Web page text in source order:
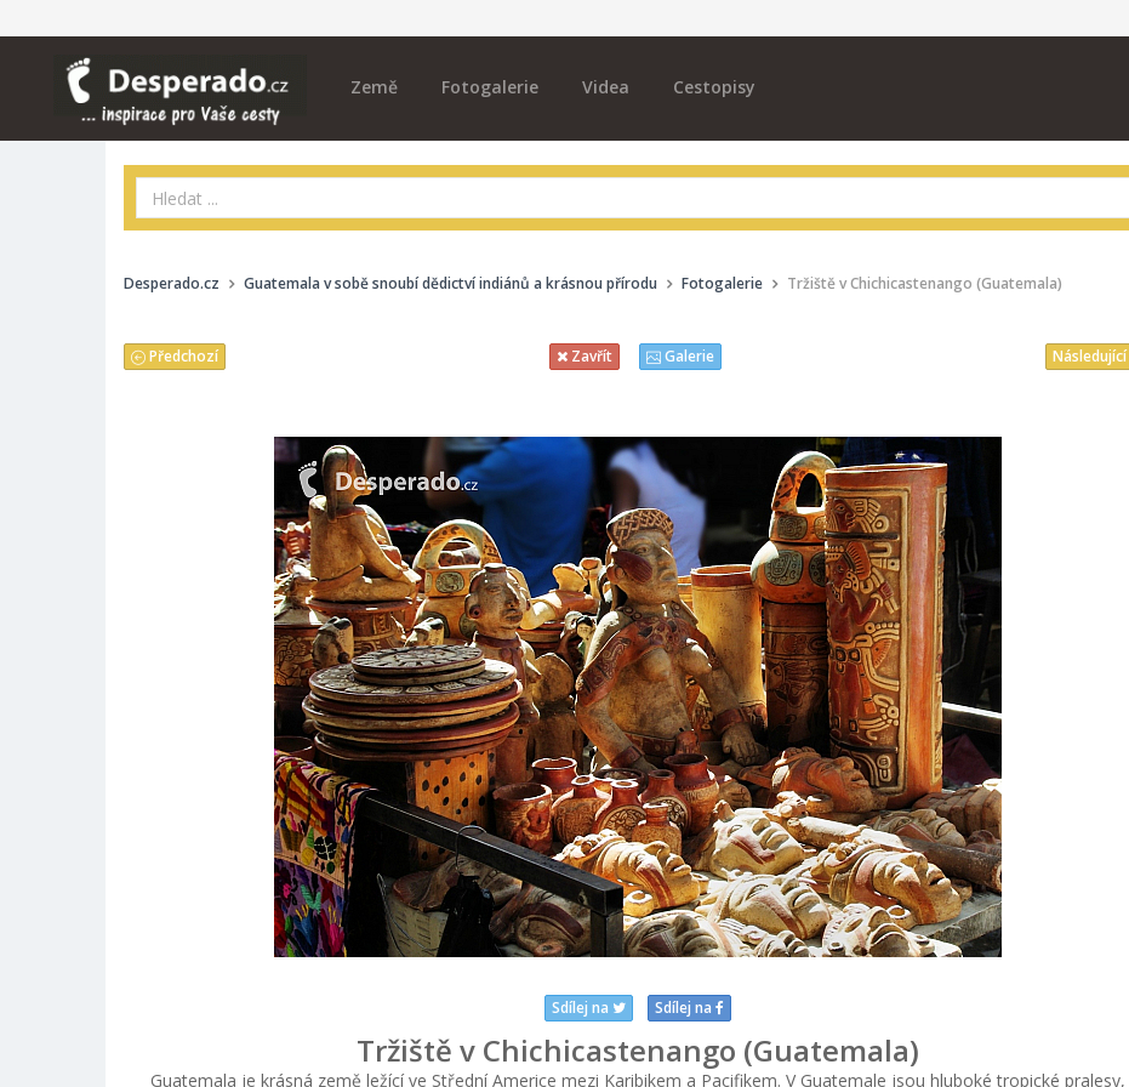
Země Fotogalerie Videa Cestopisy
Desperado.cz Guatemala v sobě snoubí dědictví indiánů a krásnou přírodu Fotogalerie Tržiště v Chichicastenango (Guatemala)
Následující
Předchozí Zavřít Galerie
Sdílej na Sdílej na
Tržiště v Chichicastenango (Guatemala)
Guatemala je krásná země ležící ve Střední Americe mezi Karibikem a Pacifikem. V Guatemale jsou hluboké tropické pralesy,